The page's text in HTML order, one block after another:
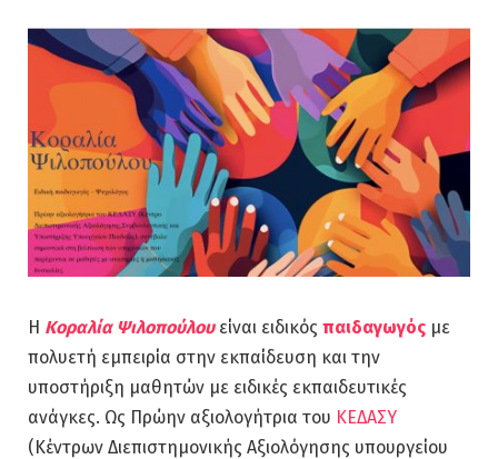
Η Κοραλία Ψιλοπούλουείναι ειδικός παιδαγωγός με
πολυετή εμπειρία στην εκπαίδευση και την
υποστήριξη μαθητών με ειδικές εκπαιδευτικές
ανάγκες. Ως Πρώην αξιολογήτρια του ΚΕΔΑΣΥ
(Κέντρων Διεπιστημονικής Αξιολόγησης υπουργείου